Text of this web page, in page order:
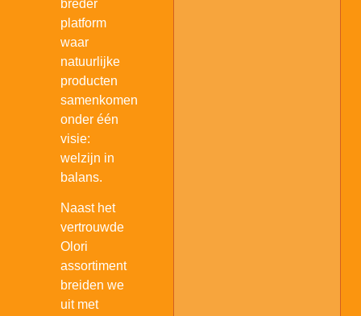
breder
platform
waar
natuurlijke
producten
samenkomen
onder één
visie:
welzijn in
balans.
Naast het
vertrouwde
Olori
assortiment
breiden we
uit met